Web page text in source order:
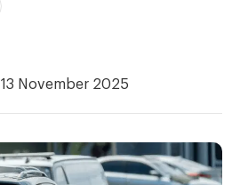
13 November 2025